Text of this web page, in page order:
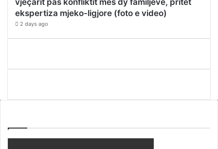
vjeçarit pas konfliktit mes dy familjeve, pritet
ekspertiza mjeko-ligjore (foto e video)
2 days ago